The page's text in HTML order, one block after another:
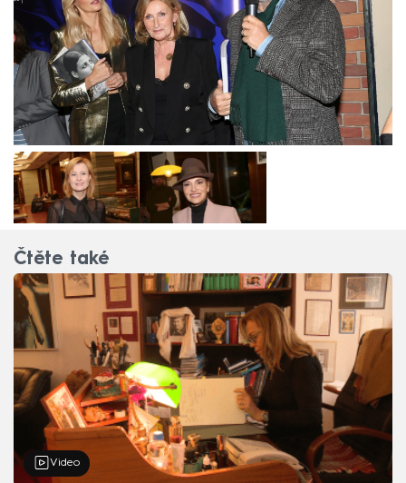
Čtěte také
Video